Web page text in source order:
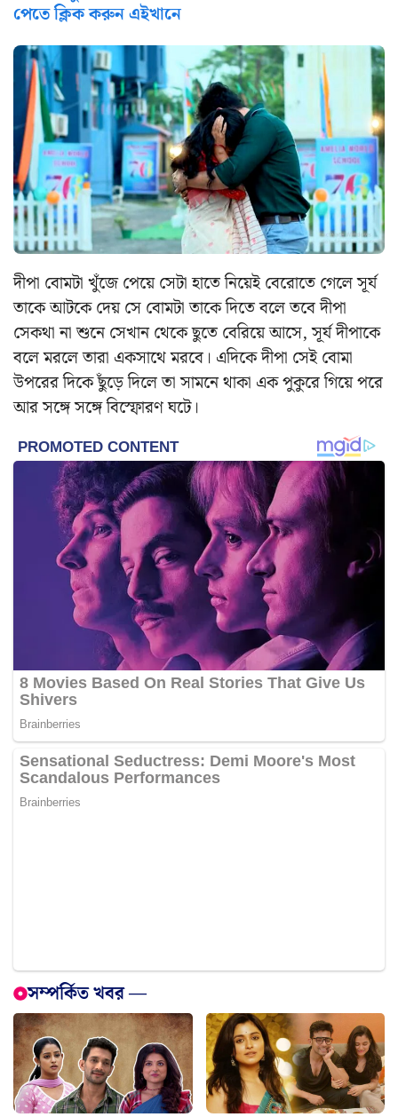
পেতে ক্লিক করুন এইখানে
দীপা বোমটা খুঁজে পেয়ে সেটা হাতে নিয়েই বেরোতে গেলে সূর্য
তাকে আটকে দেয় সে বোমটা তাকে দিতে বলে তবে দীপা
সেকথা না শুনে সেখান থেকে ছুতে বেরিয়ে আসে, সূর্য দীপাকে
বলে মরলে তারা একসাথে মরবে। এদিকে দীপা সেই বোমা
উপরের দিকে ছুঁড়ে দিলে তা সামনে থাকা এক পুকুরে গিয়ে পরে
আর সঙ্গে সঙ্গে বিস্ফোরণ ঘটে।
সম্পর্কিত খবর —